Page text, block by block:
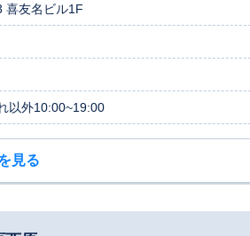
喜友名ビル1F
以外10:00~19:00
見る